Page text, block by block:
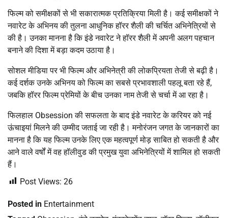
फिल्म को समीक्षकों से भी सकारात्मक प्रतिक्रिया मिली है। कई समीक्षकों ने
नवारेट के अभिनय की तुलना आधुनिक हॉरर शैली की चर्चित अभिनेत्रियों से
की है। उनका मानना है कि इंडे नवारेट ने हॉरर शैली में अपनी अलग पहचान
बनाने की दिशा में बड़ा कदम उठाया है।
सोशल मीडिया पर भी फिल्म और अभिनेत्री की लोकप्रियता तेजी से बढ़ी है।
कई दर्शक उनके अभिनय को फिल्म का सबसे प्रभावशाली पहलू बता रहे हैं,
जबकि हॉरर फिल्म प्रेमियों के बीच उनका नाम तेजी से चर्चा में आ रहा है।
फिलहाल Obsession की सफलता के बाद इंडे नवारेट के करियर को नई
ऊंचाइयां मिलने की उम्मीद जताई जा रही है। मनोरंजन जगत के जानकारों का
मानना है कि यह फिल्म उनके लिए एक महत्वपूर्ण मोड़ साबित हो सकती है और
आने वाले वर्षों में वह हॉलीवुड की प्रमुख युवा अभिनेत्रियों में शामिल हो सकती
हैं।
Post Views: 26
Posted in Entertainment